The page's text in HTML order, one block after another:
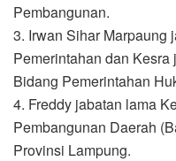
Pembangunan.
3. Irwan Sihar Marpaung
Pemerintahan dan
Bidang Pemerintahan
4. Freddy jabatan lama
Pembangunan Daerah
Provinsi Lampung.